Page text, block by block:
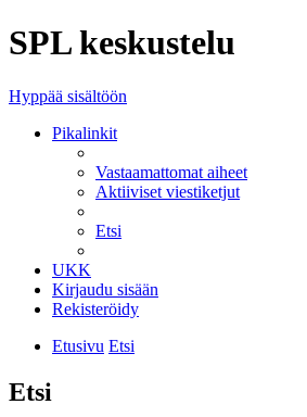
SPL keskustelu
Hyppää sisältöön
Pikalinkit
Vastaamattomat aiheet
Aktiiviset viestiketjut
Etsi
UKK
Kirjaudu sisään
Rekisteröidy
Etusivu Etsi
Etsi